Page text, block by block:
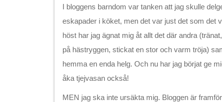
I bloggens barndom var tanken att jag skulle
eskapader i köket, men det var just det som det
höst har jag ägnat mig åt allt det där andra
på hästryggen, stickat en stor och varm tröja)
hemma en enda helg. Och nu har jag börjat ge
åka tjejvasan också!
MEN jag ska inte ursäkta mig. Bloggen är